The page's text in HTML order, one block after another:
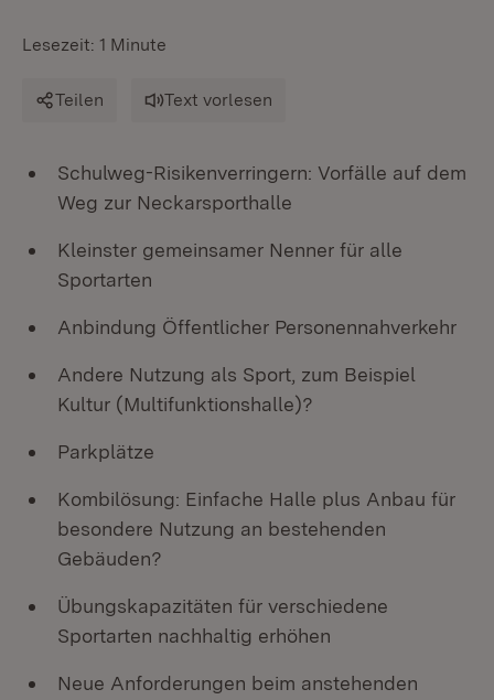
Lesezeit: 1 Minute
Teilen Text vorlesen
Schulweg-Risikenverringern: Vorfälle auf dem
Weg zur Neckarsporthalle
Kleinster gemeinsamer Nenner für alle
Sportarten
Anbindung Öffentlicher Personennahverkehr
Andere Nutzung als Sport, zum Beispiel
Kultur (Multifunktionshalle)?
Parkplätze
Kombilösung: Einfache Halle plus Anbau für
besondere Nutzung an bestehenden
Gebäuden?
Übungskapazitäten für verschiedene
Sportarten nachhaltig erhöhen
Neue Anforderungen beim anstehenden